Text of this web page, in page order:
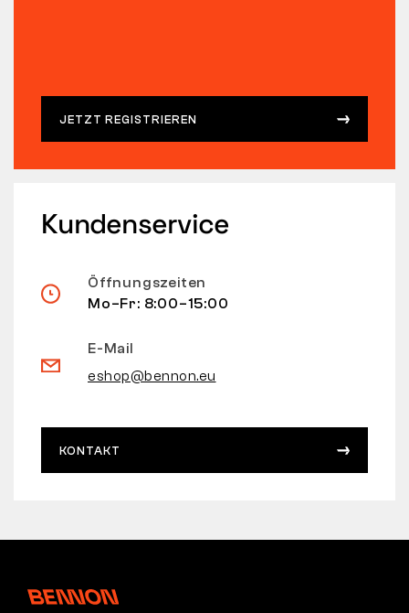
JETZT REGISTRIEREN
Kundenservice
Öffnungszeiten
Mo–Fr: 8:00–15:00
E-Mail
eshop@bennon.eu
KONTAKT